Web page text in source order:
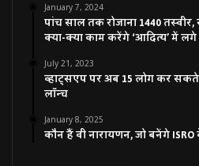
January 7, 2024
पांच साल तक रोजाना 1440
क्या-क्या काम करेंगे ‘आदित्य’ में
July 21, 2023
व्हाट्सएप पर अब 15 लोग कर
लॉन्च
January 8, 2025
कौन हैं वी नारायणन, जो बनेंगे